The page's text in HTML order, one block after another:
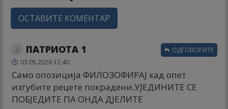
ОСТАВИТЕ КОМЕНТАР
ПАТРИОТА 1
03.05.2026 12:40
Само опозиција ФИЛОЗОФИРАЈ кад опет
изгубите рецете покрадени.УЈЕДИНИТЕ СЕ
ПОБЈЕДИТЕ ПА ОНДА ДЈЕЛИТЕ
ОДГОВОРИТЕ